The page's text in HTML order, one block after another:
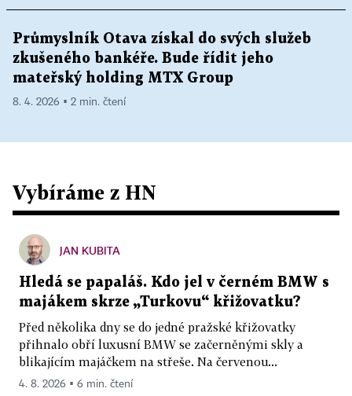
Průmyslník Otava získal do svých služeb
zkušeného bankéře. Bude řídit jeho
mateřský holding MTX Group
8. 4. 2026 ▪ 2 min. čtení
Vybíráme z HN
JAN KUBITA
Hledá se papaláš. Kdo jel v černém BMW s
majákem skrze „Turkovu“ křižovatku?
Před několika dny se do jedné pražské křižovatky
přihnalo obří luxusní BMW se začerněnými skly a
blikajícím majáčkem na střeše. Na červenou...
4. 8. 2026 ▪ 6 min. čtení